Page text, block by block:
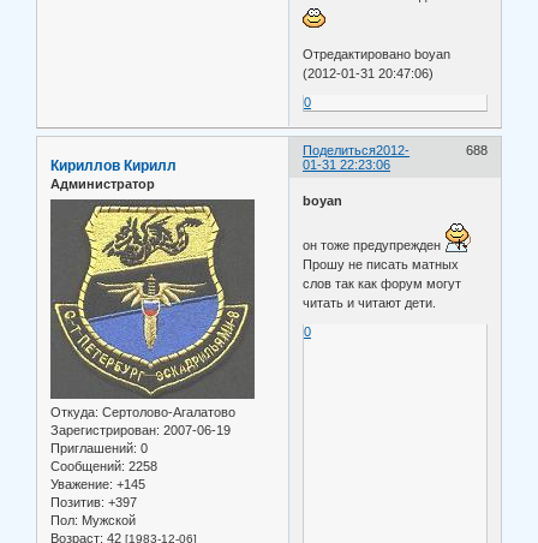
Отредактировано boyan
(2012-01-31 20:47:06)
0
Поделиться 688
2012-
01-31 22:23:06
Кириллов Кирилл
Администратор
Откуда: Сертолово-Агалатово
Зарегистрирован: 2007-06-19
Приглашений: 0
Сообщений: 2258
Уважение: +145
Позитив: +397
Пол: Мужской
Возраст: 42 [1983-12-06]
boyan
он тоже предупрежден
Прошу не писать матных
слов так как форум могут
читать и читают дети.
0